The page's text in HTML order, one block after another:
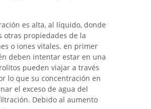
es alta, al líquido, donde
otras propiedades de la
o iones vitales. en primer
deben intentar estar en una
pueden viajar a través
lo que su concentración en
el exceso de agua del
Debido al aumento